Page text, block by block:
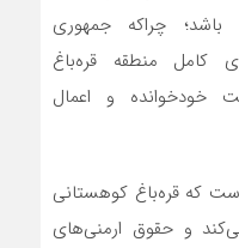
چراکه جمهوری
کامل منطقه قره‌باغ
خودخوانده و اعمال
که قره‌باغ کوهستانی
و حقوق ارمنی‌های